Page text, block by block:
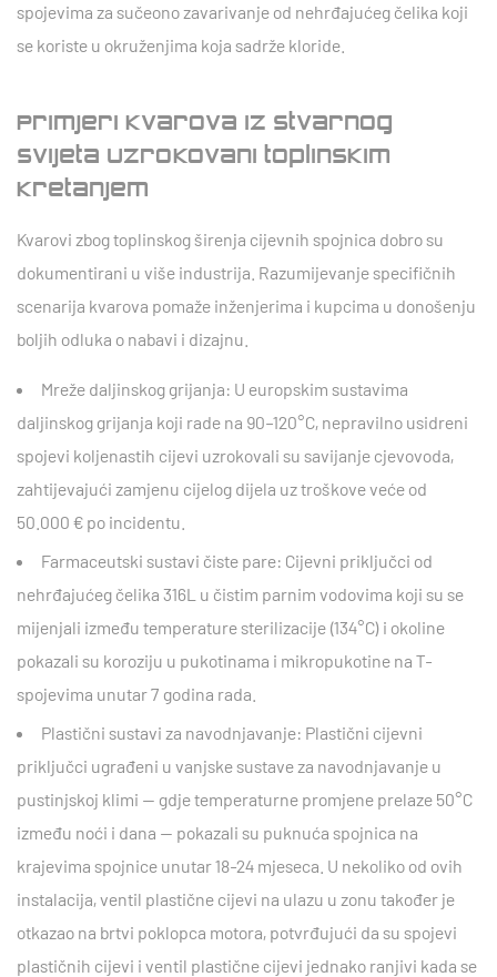
spojevima za sučeono zavarivanje od nehrđajućeg čelika koji
se koriste u okruženjima koja sadrže kloride.
Primjeri kvarova iz stvarnog
svijeta uzrokovani toplinskim
kretanjem
Kvarovi zbog toplinskog širenja cijevnih spojnica dobro su
dokumentirani u više industrija. Razumijevanje specifičnih
scenarija kvarova pomaže inženjerima i kupcima u donošenju
boljih odluka o nabavi i dizajnu.
Mreže daljinskog grijanja: U europskim sustavima
daljinskog grijanja koji rade na 90–120°C, nepravilno usidreni
spojevi koljenastih cijevi uzrokovali su savijanje cjevovoda,
zahtijevajući zamjenu cijelog dijela uz troškove veće od
50.000 € po incidentu.
Farmaceutski sustavi čiste pare: Cijevni priključci od
nehrđajućeg čelika 316L u čistim parnim vodovima koji su se
mijenjali između temperature sterilizacije (134°C) i okoline
pokazali su koroziju u pukotinama i mikropukotine na T-
spojevima unutar 7 godina rada.
Plastični sustavi za navodnjavanje: Plastični cijevni
priključci ugrađeni u vanjske sustave za navodnjavanje u
pustinjskoj klimi — gdje temperaturne promjene prelaze 50°C
između noći i dana — pokazali su puknuća spojnica na
krajevima spojnice unutar 18-24 mjeseca. U nekoliko od ovih
instalacija, ventil plastične cijevi na ulazu u zonu također je
otkazao na brtvi poklopca motora, potvrđujući da su spojevi
plastičnih cijevi i ventil plastične cijevi jednako ranjivi kada se